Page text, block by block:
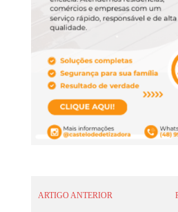
ARTIGO ANTERIOR